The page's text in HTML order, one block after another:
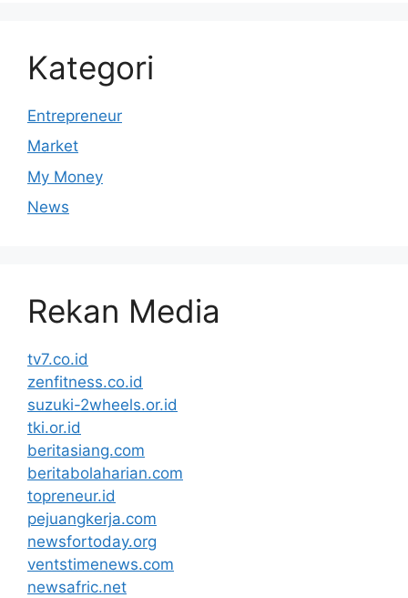
Kategori
Entrepreneur
Market
My Money
News
Rekan Media
tv7.co.id
zenfitness.co.id
suzuki-2wheels.or.id
tki.or.id
beritasiang.com
beritabolaharian.com
topreneur.id
pejuangkerja.com
newsfortoday.org
ventstimenews.com
newsafric.net